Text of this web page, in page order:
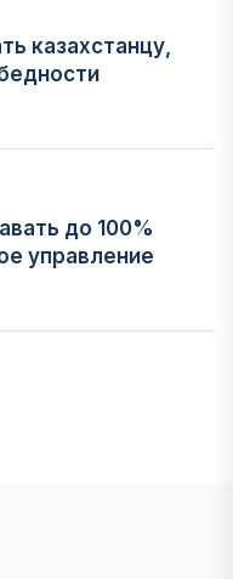
казахстанцу,
до 100%
управление